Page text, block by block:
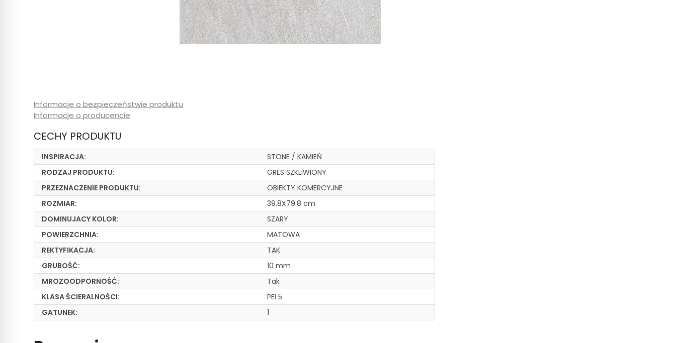
Informacje o bezpieczeństwie produktu
Informacje o producencie
CECHY PRODUKTU
INSPIRACJA:
STONE / KAMIEŃ
RODZAJ PRODUKTU:
GRES SZKLIWIONY
PRZEZNACZENIE PRODUKTU:
OBIEKTY KOMERCYJNE
ROZMIAR:
39.8X79.8 cm
DOMINUJACY KOLOR:
SZARY
POWIERZCHNIA:
MATOWA
REKTYFIKACJA:
TAK
GRUBOŚĆ:
10 mm
MROZOODPORNOŚĆ:
Tak
KLASA ŚCIERALNOŚCI:
PEI 5
GATUNEK:
1